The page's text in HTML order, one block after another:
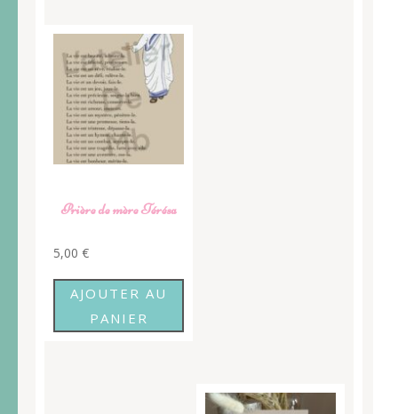
Prière de mère Térésa
5,00 €
AJOUTER AU
PANIER